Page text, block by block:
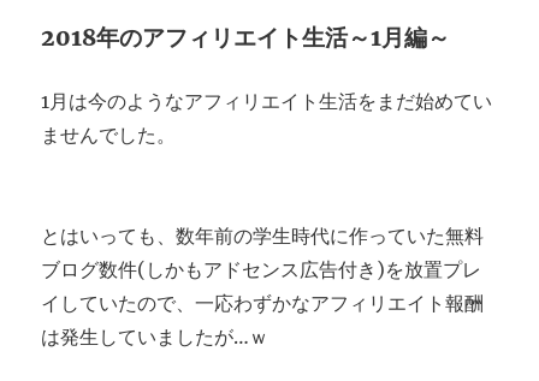
2018年のアフィリエイト生活～1月編～
1月は今のようなアフィリエイト生活をまだ始めてい
ませんでした。
とはいっても、数年前の学生時代に作っていた無料
ブログ数件(しかもアドセンス広告付き)を放置プレ
イしていたので、一応わずかなアフィリエイト報酬
は発生していましたが…ｗ